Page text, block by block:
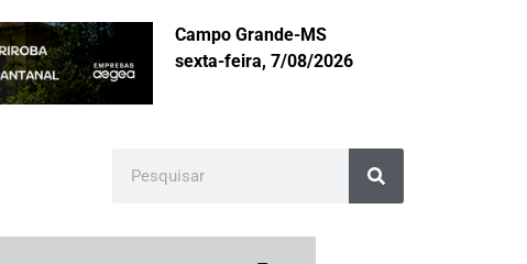
Campo Grande-MS
sexta-feira, 7/08/2026